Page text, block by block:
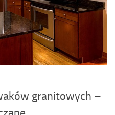
granitowych –